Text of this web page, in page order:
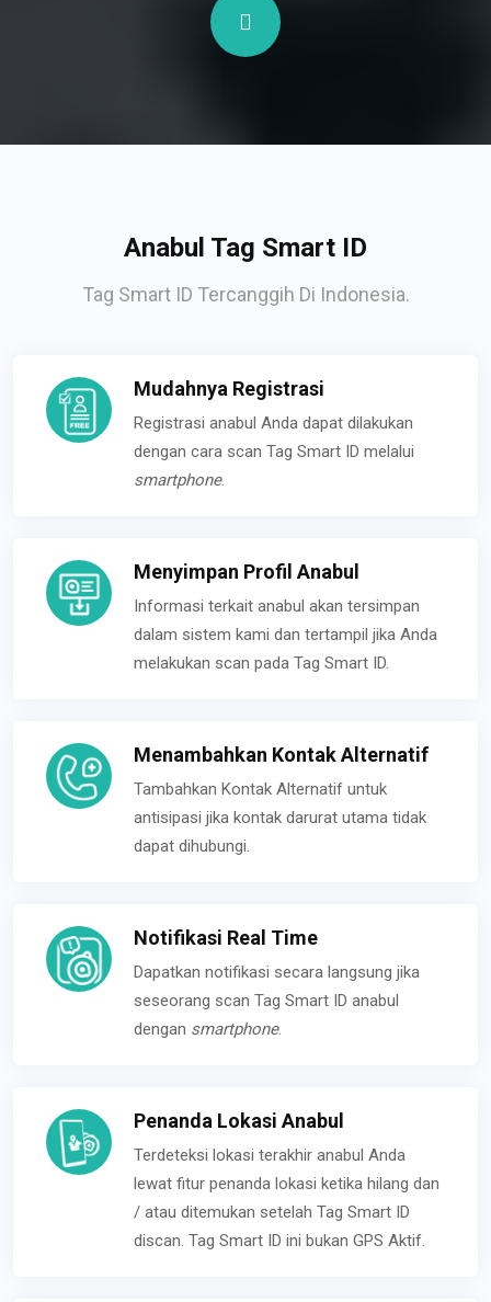
Anabul Tag Smart ID
Tag Smart ID Tercanggih Di Indonesia.
Mudahnya Registrasi
Registrasi anabul Anda dapat dilakukan
dengan cara scan Tag Smart ID melalui
smartphone.
Menyimpan Profil Anabul
Informasi terkait anabul akan tersimpan
dalam sistem kami dan tertampil jika Anda
melakukan scan pada Tag Smart ID.
Menambahkan Kontak Alternatif
Tambahkan Kontak Alternatif untuk
antisipasi jika kontak darurat utama tidak
dapat dihubungi.
Notifikasi Real Time
Dapatkan notifikasi secara langsung jika
seseorang scan Tag Smart ID anabul
dengan smartphone.
Penanda Lokasi Anabul
Terdeteksi lokasi terakhir anabul Anda
lewat fitur penanda lokasi ketika hilang dan
/ atau ditemukan setelah Tag Smart ID
discan. Tag Smart ID ini bukan GPS Aktif.